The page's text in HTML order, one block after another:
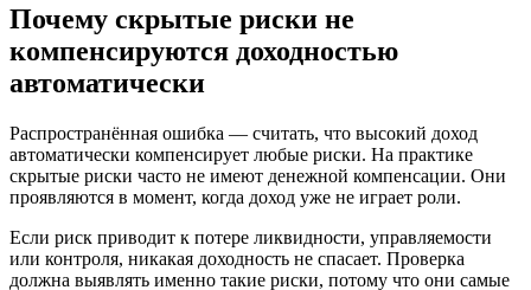
Почему скрытые риски не
компенсируются доходностью
автоматически
Распространённая ошибка — считать, что высокий доход
автоматически компенсирует любые риски. На практике
скрытые риски часто не имеют денежной компенсации. Они
проявляются в момент, когда доход уже не играет роли.
Если риск приводит к потере ликвидности, управляемости
или контроля, никакая доходность не спасает. Проверка
должна выявлять именно такие риски, потому что они самые